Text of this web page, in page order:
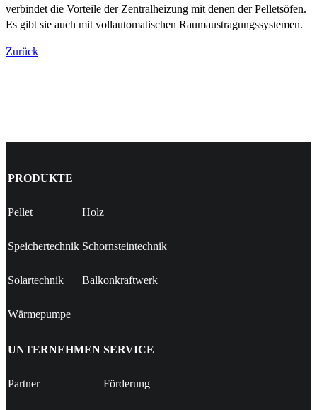
verbindet die Vorteile der Zentralheizung mit denen der Pelletsöfen.
Es gibt sie auch mit vollautomatischen Raumaustragungssystemen.
Zurück
PRODUKTE
Pellet Holz
Speichertechnik Schornsteintechnik
Solartechnik Balkonkraftwerk
Wärmepumpe
UNTERNEHMEN SERVICE
Partner Förderung